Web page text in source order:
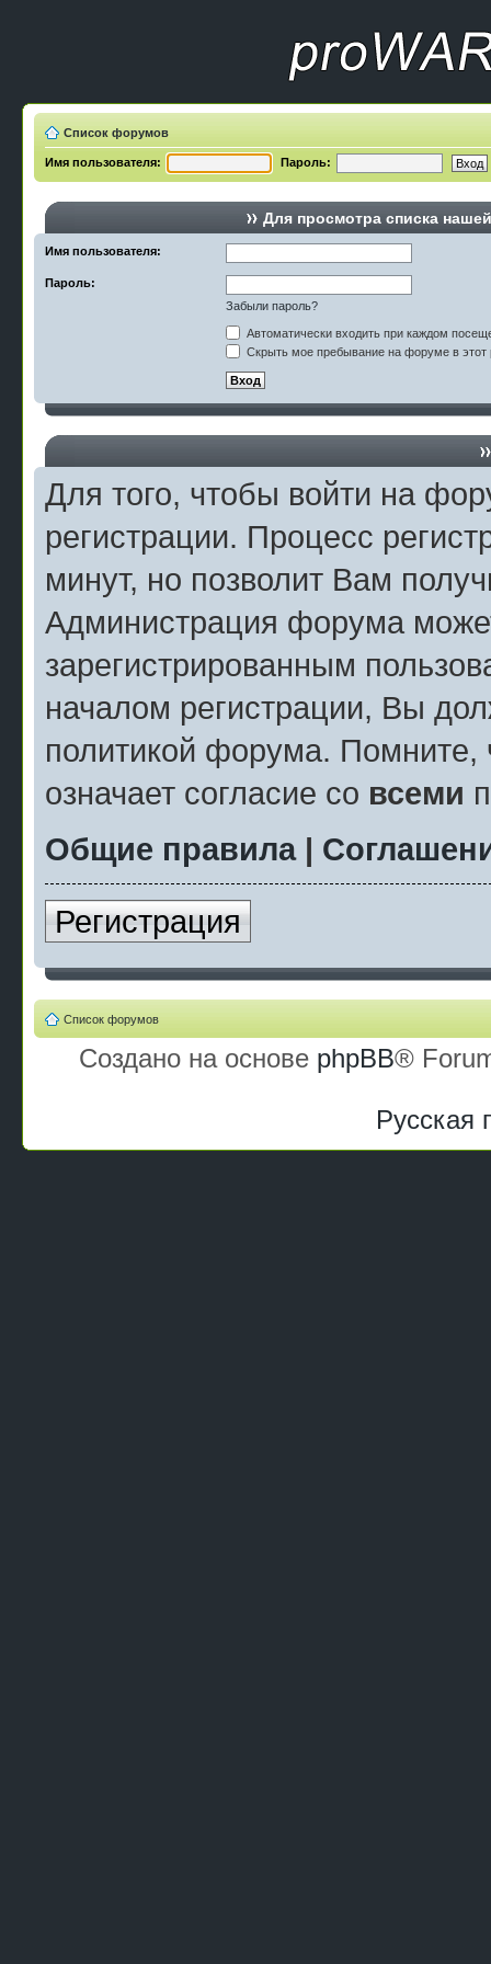
Список форумов
Имя пользователя: Пароль:
Для просмотра списка
Имя пользователя:
Пароль:
Забыли пароль?
Автоматически входить при каждом
Скрыть мое пребывание на форуме в этот
Для того, чтобы войти на
регистрации. Процесс
минут, но позволит Вам
Администрация форума
зарегистрированным
началом регистрации, Вы
политикой форума.
означает согласие со всеми
Общие правила|
Регистрация
Список форумов
Создано на основе phpBB®
Русская